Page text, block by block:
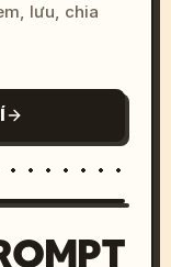
lưu, chia